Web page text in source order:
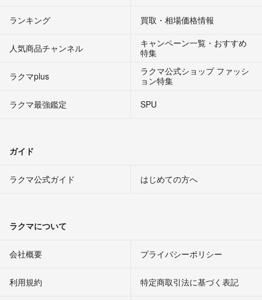
ランキング 買取・相場価格情報
人気商品チャンネル
キャンペーン一覧・おすすめ
特集
ラクマplus
ラクマ公式ショップ ファッシ
ョン特集
ラクマ最強鑑定
SPU
ガイド
ラクマ公式ガイド はじめての方へ
ラクマについて
会社概要 プライバシーポリシー
利用規約 特定商取引法に基づく表記